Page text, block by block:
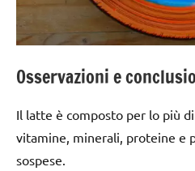
Osservazioni e
Il latte è composto per lo più
vitamine, minerali, proteine e
sospese.